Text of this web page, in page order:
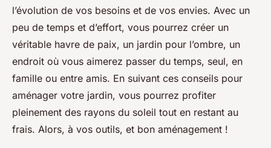
l’évolution de vos besoins et de vos envies. Avec un
peu de temps et d’effort, vous pourrez créer un
véritable havre de paix, un jardin pour l’ombre, un
endroit où vous aimerez passer du temps, seul, en
famille ou entre amis. En suivant ces conseils pour
aménager votre jardin, vous pourrez profiter
pleinement des rayons du soleil tout en restant au
frais. Alors, à vos outils, et bon aménagement !